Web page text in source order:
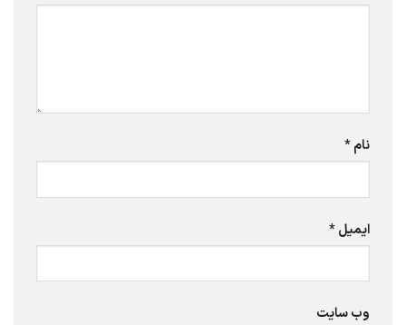
نام*
ایمیل*
وب‌ سایت